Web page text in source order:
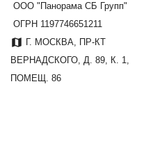
ООО "Панорама СБ Групп"
ОГРН 1197746651211
Г. МОСКВА, ПР-КТ
ВЕРНАДСКОГО, Д. 89, К. 1,
ПОМЕЩ. 86